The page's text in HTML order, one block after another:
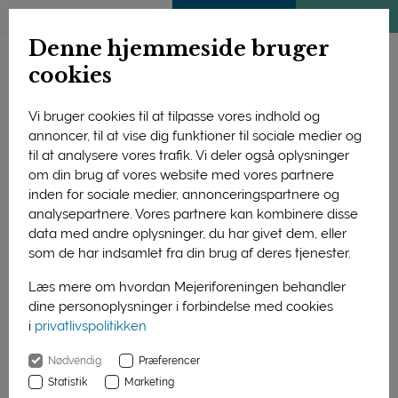
Denne hjemmeside bruger
cookies
Vi bruger cookies til at tilpasse vores indhold og
annoncer, til at vise dig funktioner til sociale medier og
til at analysere vores trafik. Vi deler også oplysninger
om din brug af vores website med vores partnere
inden for sociale medier, annonceringspartnere og
analysepartnere. Vores partnere kan kombinere disse
data med andre oplysninger, du har givet dem, eller
som de har indsamlet fra din brug af deres tjenester.
Læs mere om hvordan Mejeriforeningen behandler
dine personoplysninger i forbindelse med cookies
i privatlivspolitikken
Nødvendig
Præferencer
Statistik
Marketing
Forside Forskning og uddannelse
Forskning
Afsluttede projekter
Fødevaresikkerhed
2006
Karakterisering og optimering af gærs etablering og vækst
på overflademodnede oste
Karakterisering og
optimering af gærs
etablering og vækst på
overflademodnede
oste